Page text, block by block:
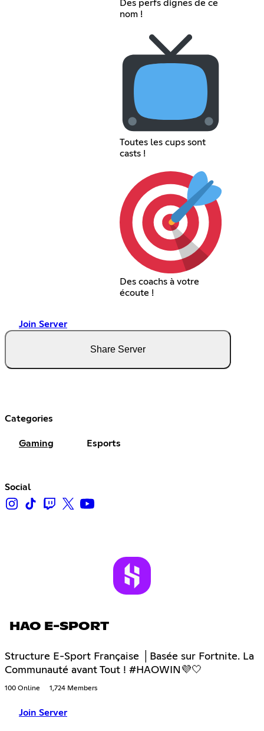
Des perfs dignes de ce
nom !
Toutes les cups sont
casts !
Des coachs à votre
écoute !
Join Server
Share Server
Categories
Gaming Esports
Social
HAO E-SPORT
Structure E-Sport Française │Basée sur Fortnite. La
Communauté avant Tout ! #HAOWIN💜🤍
100 Online 1,724 Members
Join Server